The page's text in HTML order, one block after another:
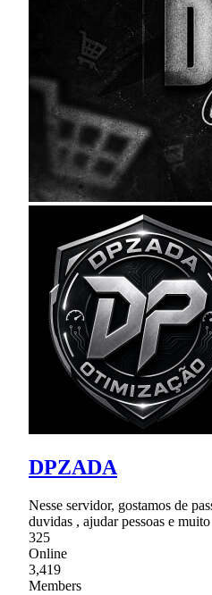
DPZADA
Nesse servidor, gostamos de
duvidas , ajudar pessoas e
325
Online
3,419
Members